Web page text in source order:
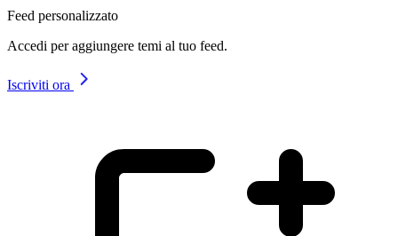
Feed personalizzato
Accedi per aggiungere temi al tuo feed.
Iscriviti ora